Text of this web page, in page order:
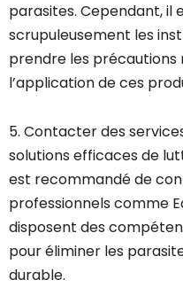
parasites. Cependant, il
scrupuleusement les
prendre les précautions
l’application de ces
5. Contacter des
solutions efficaces de
est recommandé de
professionnels comme
disposent des
pour éliminer les
durable.